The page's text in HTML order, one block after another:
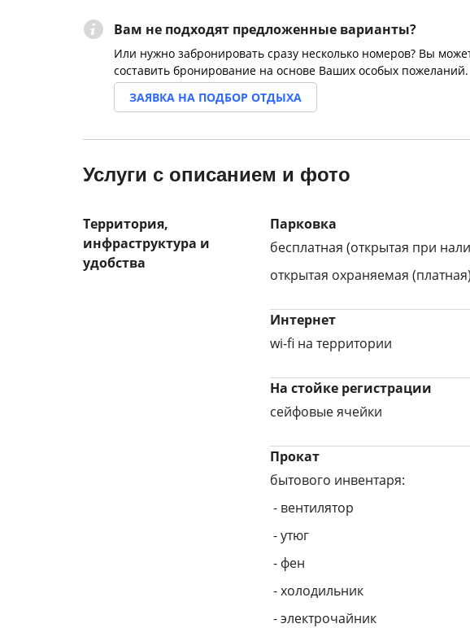
Вам не подходят предложенные варианты?
Или нужно забронировать сразу несколько номеров? Вы
составить бронирование на основе Ваших особых пожеланий.
ЗАЯВКА НА ПОДБОР ОТДЫХА
Услуги с описанием и фото
Территория,
инфраструктура и
удобства
Парковка
бесплатная (открытая при
открытая охраняемая (платная)
Интернет
wi-fi на территории
На стойке регистрации
сейфовые ячейки
Прокат
бытового инвентаря:
- вентилятор
- утюг
- фен
- холодильник
- электрочайник